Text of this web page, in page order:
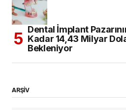
Dental İmplant
Kadar 14,43 Milyar
Bekleniyor
ARŞİV